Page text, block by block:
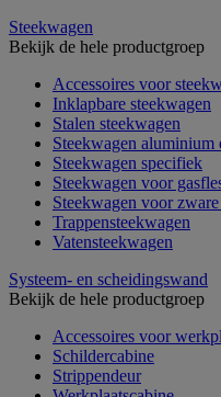
Steekwagen
Bekijk de hele productgroep
Accessoires voor
Inklapbare steekwagen
Stalen steekwagen
Steekwagen aluminium
Steekwagen specifiek
Steekwagen voor
Steekwagen voor
Trappensteekwagen
Vatensteekwagen
Systeem- en scheidingswand
Bekijk de hele productgroep
Accessoires voor
Schildercabine
Strippendeur